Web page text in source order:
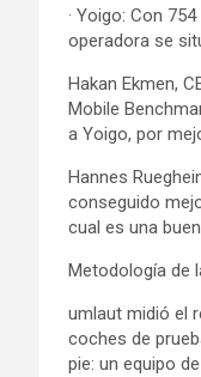
· Yoigo: Con
operadora se
Hakan Ekmen,
Mobile
a Yoigo, por
Hannes
conseguido
cual es una
Metodología de
umlaut midió el
coches de
pie: un equipo